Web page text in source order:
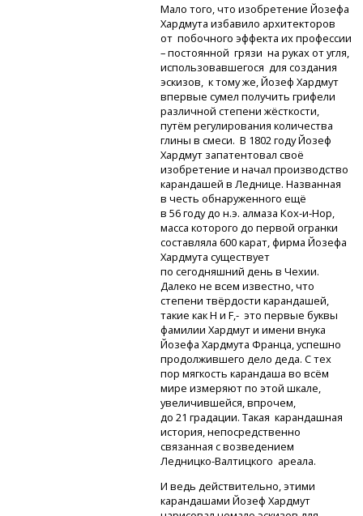
Мало того, что изобретение Йозефа
Хардмута избавило архитекторов
от побочного эффекта их профессии
– постоянной грязи на руках от угля,
использовавшегося для создания
эскизов, к тому же, Йозеф Хардмут
впервые сумел получить грифели
различной степени жёсткости,
путём регулирования количества
глины в смеси. В 1802 году Йозеф
Хардмут запатентовал своё
изобретение и начал производство
карандашей в Леднице. Названная
в честь обнаруженного ещё
в 56 году до н.э. алмазаКох-и-Нор,
масса которого до первой огранки
составляла 600 карат, фирма Йозефа
Хардмута существует
по сегодняшний день в Чехии.
Далеко не всем известно, что
степени твёрдости карандашей,
такие какH и F,- это первые буквы
фамилии Хардмут и имени внука
Йозефа Хардмута Франца, успешно
продолжившего дело деда. С тех
пор мягкость карандаша во всём
мире измеряют по этой шкале,
увеличившейся, впрочем,
до 21 градации. Такая карандашная
история, непосредственно
связанная с возведением
Ледницко-Валтицкого ареала.
И ведь действительно, этими
карандашами Йозеф Хардмут